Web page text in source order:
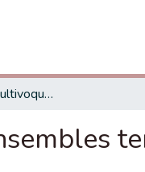
Lemme de fatou multivoque - Ensembles tendus